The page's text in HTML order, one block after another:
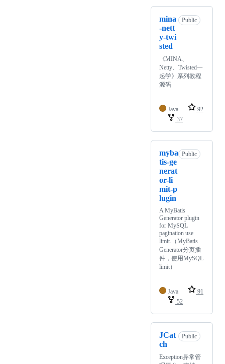
mina
-nett
y-twi
sted
Public
《MINA、
Netty、Twisted一
起学》系列教程
源码
Java
92
37
myba
tis-ge
nerat
or-li
mit-p
lugin
Public
A MyBatis
Generator plugin
for MySQL
pagination use
limit.（MyBatis
Generator分页插
件，使用MySQL
limit）
Java
91
52
JCat
ch
Public
Exception异常管